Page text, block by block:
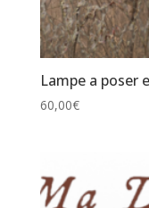
Lampe a poser
60,00€